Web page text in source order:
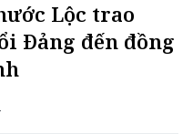
Lộc trao
Đảng đến đồng